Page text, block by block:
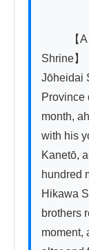
Shrine】
Jōheidai
Province
month,
with his
Kanetō,
hundred
Hikawa
brothers
moment,